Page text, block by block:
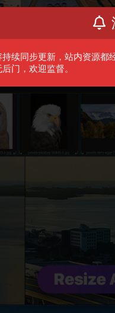
持续同步更新，站内资源都
门，欢迎监督。